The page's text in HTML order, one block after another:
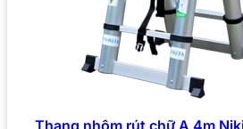
Thang nhôm rút chữ A 4m